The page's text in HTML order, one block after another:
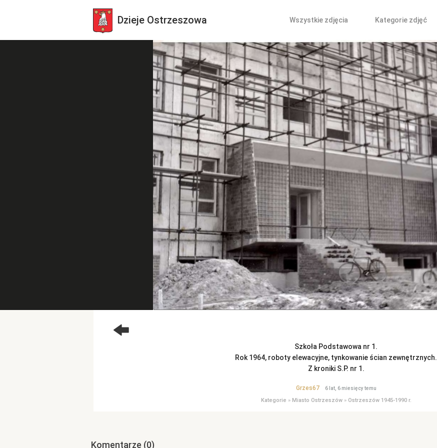
Dzieje Ostrzeszowa Wszystkie zdjęcia Kategorie zdjęć
Szkoła Podstawowa nr 1.
Rok 1964, roboty elewacyjne, tynkowanie ścian zewnętrznych.
Z kroniki S.P. nr 1.
Grzes67 6 lat, 6 miesięcy temu
Kategorie » Miasto Ostrzeszów» Ostrzeszów 1945-1990 r.
Komentarze (0)